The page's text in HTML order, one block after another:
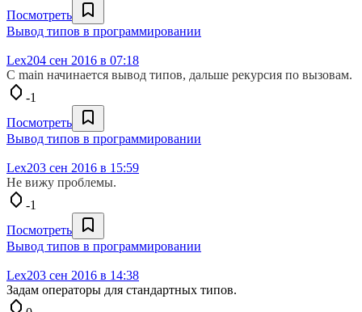
Посмотреть
Вывод типов в программировании
Lex204 сен 2016 в 07:18
С main начинается вывод типов, дальше рекурсия по вызовам.
-1
Посмотреть
Вывод типов в программировании
Lex203 сен 2016 в 15:59
Не вижу проблемы.
-1
Посмотреть
Вывод типов в программировании
Lex203 сен 2016 в 14:38
Задам операторы для стандартных типов.